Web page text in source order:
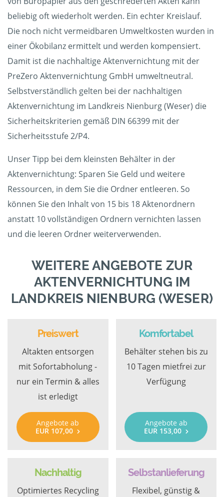
beliebig oft wiederholt werden. Ein echter Kreislauf.
Die noch nicht vermeidbaren Umweltkosten wurden in
einer Ökobilanz ermittelt und werden kompensiert.
Damit ist die nachhaltige Aktenvernichtung mit der
PreZero Aktenvernichtung GmbH umweltneutral.
Selbstverständlich gelten bei der nachhaltigen
Aktenvernichtung im Landkreis Nienburg (Weser) die
Sicherheitskriterien gemäß DIN 66399 mit der
Sicherheitsstufe 2/P4.
Unser Tipp bei dem kleinsten Behälter in der
Aktenvernichtung: Sparen Sie Geld und weitere
Ressourcen, in dem Sie die Ordner entleeren. So
können Sie den Inhalt von 15 bis 18 Aktenordnern
anstatt 10 vollständigen Ordnern vernichten lassen
und die leeren Ordner weiterverwenden.
WEITERE ANGEBOTE ZUR
AKTENVERNICHTUNG IM
LANDKREIS NIENBURG (WESER)
Preiswert
Altakten entsorgen
mit Sofortabholung -
nur ein Termin & alles
ist erledigt
Angebote ab
EUR 107,00
Komfortabel
Behälter stehen bis zu
10 Tagen mietfrei zur
Verfügung
Angebote ab
EUR 153,00
Nachhaltig
Optimiertes Recycling
Selbstanlieferung
Flexibel, günstig &